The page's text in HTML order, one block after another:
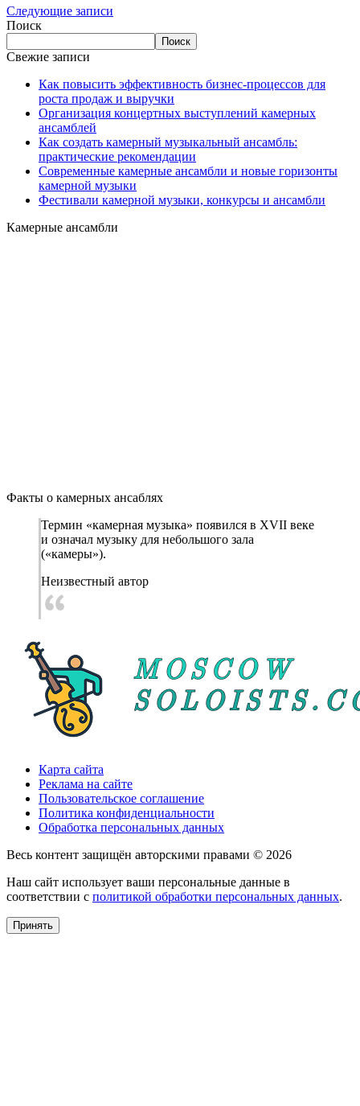
Следующие записи
Поиск
Поиск
Свежие записи
Как повысить эффективность бизнес-процессов для
роста продаж и выручки
Организация концертных выступлений камерных
ансамблей
Как создать камерный музыкальный ансамбль:
практические рекомендации
Современные камерные ансамбли и новые горизонты
камерной музыки
Фестивали камерной музыки, конкурсы и ансамбли
Камерные ансамбли
Факты о камерных ансаблях
Термин «камерная музыка» появился в XVII веке
и означал музыку для небольшого зала
(«камеры»).
Неизвестный автор
Карта сайта
Реклама на сайте
Пользовательское соглашение
Политика конфиденциальности
Обработка персональных данных
Весь контент защищён авторскими правами © 2026
Наш сайт использует ваши персональные данные в
соответствии с политикой обработки персональных данных.
Принять